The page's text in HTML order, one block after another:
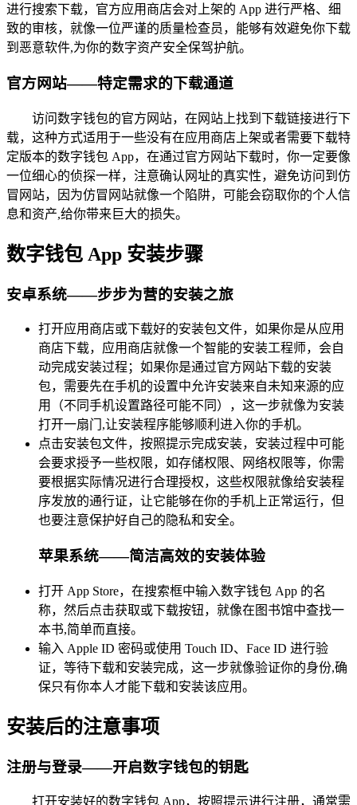
进行搜索下载，官方应用商店会对上架的 App 进行严格、细
致的审核，就像一位严谨的质量检查员，能够有效避免你下载
到恶意软件,为你的数字资产安全保驾护航。
官方网站——特定需求的下载通道
访问数字钱包的官方网站，在网站上找到下载链接进行下
载，这种方式适用于一些没有在应用商店上架或者需要下载特
定版本的数字钱包 App，在通过官方网站下载时，你一定要像
一位细心的侦探一样，注意确认网址的真实性，避免访问到仿
冒网站，因为仿冒网站就像一个陷阱，可能会窃取你的个人信
息和资产,给你带来巨大的损失。
数字钱包 App 安装步骤
安卓系统——步步为营的安装之旅
打开应用商店或下载好的安装包文件，如果你是从应用
商店下载，应用商店就像一个智能的安装工程师，会自
动完成安装过程；如果你是通过官方网站下载的安装
包，需要先在手机的设置中允许安装来自未知来源的应
用（不同手机设置路径可能不同），这一步就像为安装
打开一扇门,让安装程序能够顺利进入你的手机。
点击安装包文件，按照提示完成安装，安装过程中可能
会要求授予一些权限，如存储权限、网络权限等，你需
要根据实际情况进行合理授权，这些权限就像给安装程
序发放的通行证，让它能够在你的手机上正常运行，但
也要注意保护好自己的隐私和安全。
苹果系统——简洁高效的安装体验
打开 App Store，在搜索框中输入数字钱包 App 的名
称，然后点击获取或下载按钮，就像在图书馆中查找一
本书,简单而直接。
输入 Apple ID 密码或使用 Touch ID、Face ID 进行验
证，等待下载和安装完成，这一步就像验证你的身份,确
保只有你本人才能下载和安装该应用。
安装后的注意事项
注册与登录——开启数字钱包的钥匙
打开安装好的数字钱包 App，按照提示进行注册，通常需